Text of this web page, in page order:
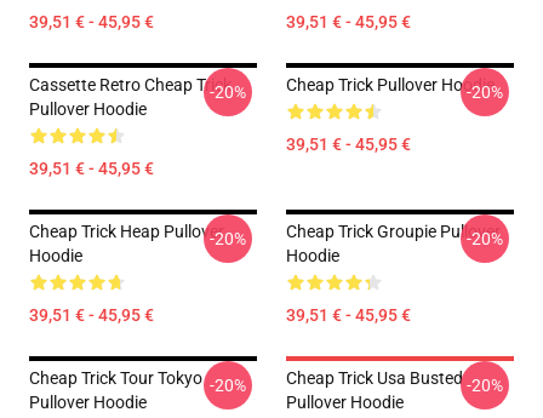
39,51 € - 45,95 € 39,51 € - 45,95 €
Cassette Retro Cheap Trick
Pullover Hoodie
39,51 € - 45,95 €
-20% Cheap Trick Pullover Hoodie
39,51 € - 45,95 €
-20%
Cheap Trick Heap Pullover
Hoodie
39,51 € - 45,95 €
-20%
Cheap Trick Groupie Pullover
Hoodie
39,51 € - 45,95 €
-20%
Cheap Trick Tour Tokyo
Pullover Hoodie
-20%
Cheap Trick Usa Busted
Pullover Hoodie
-20%